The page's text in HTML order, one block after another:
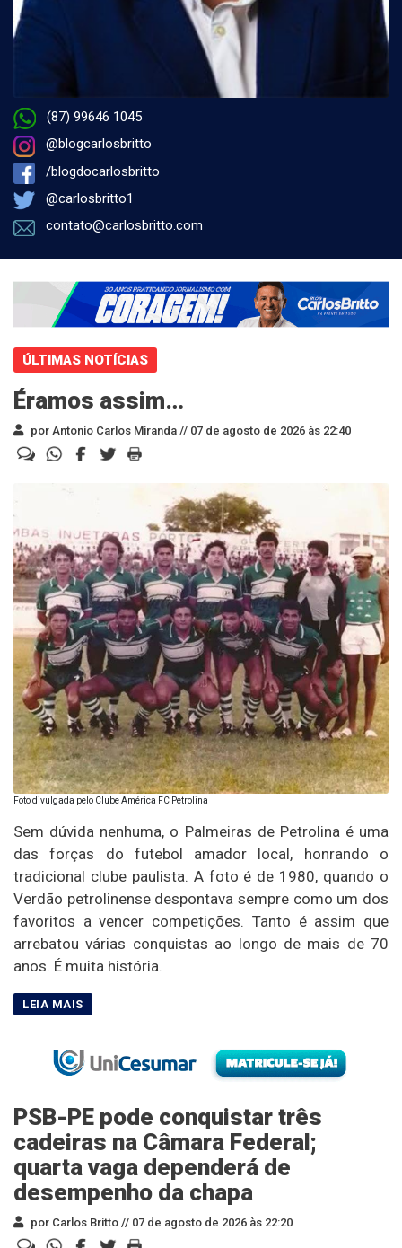
(87) 99646 1045
@blogcarlosbritto
/blogdocarlosbritto
@carlosbritto1
contato@carlosbritto.com
ÚLTIMAS NOTÍCIAS
Éramos assim…
por Antonio Carlos Miranda // 07 de agosto de 2026 às 22:40
Foto divulgada pelo Clube América FC Petrolina
Sem dúvida nenhuma, o Palmeiras de Petrolina é uma
das forças do futebol amador local, honrando o
tradicional clube paulista. A foto é de 1980, quando o
Verdão petrolinense despontava sempre como um dos
favoritos a vencer competições. Tanto é assim que
arrebatou várias conquistas ao longo de mais de 70
anos. É muita história.
PSB-PE pode conquistar três
cadeiras na Câmara Federal;
quarta vaga dependerá de
desempenho da chapa
por Carlos Britto // 07 de agosto de 2026 às 22:20